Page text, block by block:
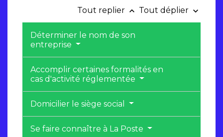
Tout replier keyboard_arrow_up Tout déplier keyboard_arrow_down
Déterminer le nom de son
entreprise
Accomplir certaines formalités en
cas d'activité réglementée
Domicilier le siège social
Se faire connaître à La Poste